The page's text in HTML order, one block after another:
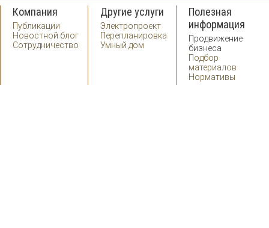
Компания
Публикации
Новостной блог
Сотрудничество
Другие услуги
Электропроект
Перепланировка
Умный дом
Полезная
информация
Продвижение
бизнеса
Подбор
материалов
Нормативы